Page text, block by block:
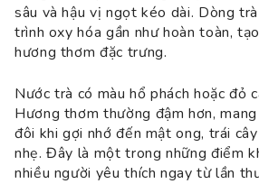
sâu và hậu vị ngọt kéo dài. Dòng
trình oxy hóa gần như hoàn toàn,
hương thơm đặc trưng.
Nước trà có màu hổ phách hoặc đỏ
Hương thơm thường đậm hơn,
đôi khi gợi nhớ đến mật ong, trái
nhẹ. Đây là một trong những điểm
nhiều người yêu thích ngay từ lần